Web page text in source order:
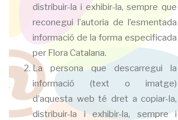
distribuir-la i exhibir-la, sempre que
reconegui l’autoria de l’esmentada
informació de la forma especificada
per Flora Catalana.
La persona que descarregui la
informació (text o imatge)
d’aquesta web té dret a copiar-la,
distribuir-la i exhibir-la, sempre i